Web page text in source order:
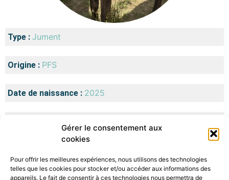
Gérer le consentement aux
cookies
Pour offrir les meilleures expériences, nous utilisons des technologies
telles que les cookies pour stocker et/ou accéder aux informations des
appareils. Le fait de consentir à ces technologies nous permettra de
Type : Jument
Origine : PFS
Date de naissance : 2025
Comme son nom l’indique, Première est celle qui a
démarré la saison des poulinages en 2025.